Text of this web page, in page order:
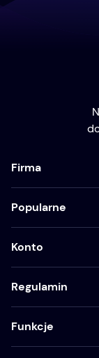
Firma
Popularne
Konto
Regulamin
Funkcje